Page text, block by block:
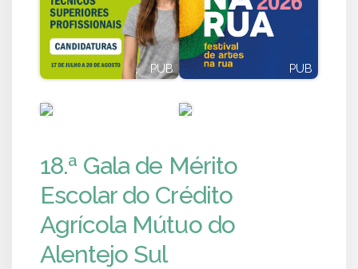
PUB PUB
18.ª Gala de Mérito
Escolar do Crédito
Agrícola Mútuo do
Alentejo Sul